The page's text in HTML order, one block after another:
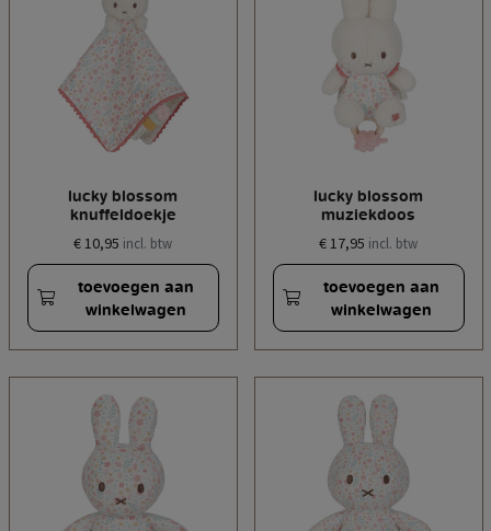
lucky blossom
knuffeldoekje
€ 10,95 incl. btw
toevoegen aan
winkelwagen
lucky blossom
muziekdoos
€ 17,95 incl. btw
toevoegen aan
winkelwagen